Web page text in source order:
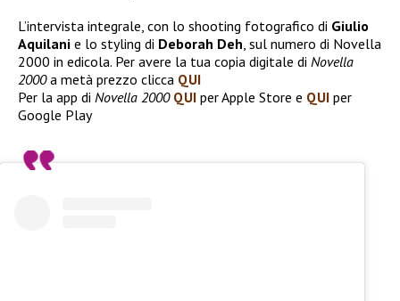
L’intervista integrale, con lo shooting fotografico di Giulio
Aquilani e lo styling di Deborah Deh , sul numero di Novella
2000 in edicola. Per avere la tua copia digitale di Novella
2000a metà prezzo clicca QUI
Per la app di Novella 2000 QUI per Apple Store e QUI per
Google Play